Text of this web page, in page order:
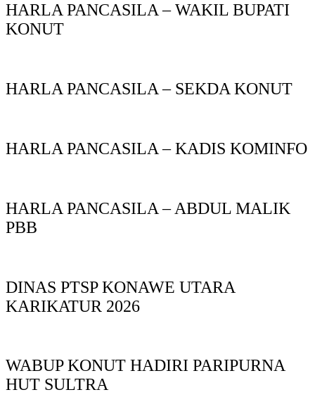
HARLA PANCASILA – WAKIL BUPATI
KONUT
HARLA PANCASILA – SEKDA KONUT
HARLA PANCASILA – KADIS KOMINFO
HARLA PANCASILA – ABDUL MALIK
PBB
DINAS PTSP KONAWE UTARA
KARIKATUR 2026
WABUP KONUT HADIRI PARIPURNA
HUT SULTRA